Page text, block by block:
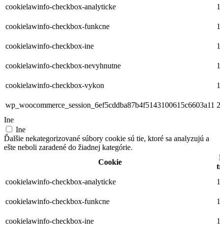
cookielawinfo-checkbox-analyticke
cookielawinfo-checkbox-funkcne
cookielawinfo-checkbox-ine
cookielawinfo-checkbox-nevyhnutne
cookielawinfo-checkbox-vykon
wp_woocommerce_session_6ef5cddba87b4f5143100615c6603a11
Ine
Ine
Ďalšie nekategorizované súbory cookie sú tie, ktoré sa analyzujú a
ešte neboli zaradené do žiadnej kategórie.
Cookie
cookielawinfo-checkbox-analyticke
cookielawinfo-checkbox-funkcne
cookielawinfo-checkbox-ine